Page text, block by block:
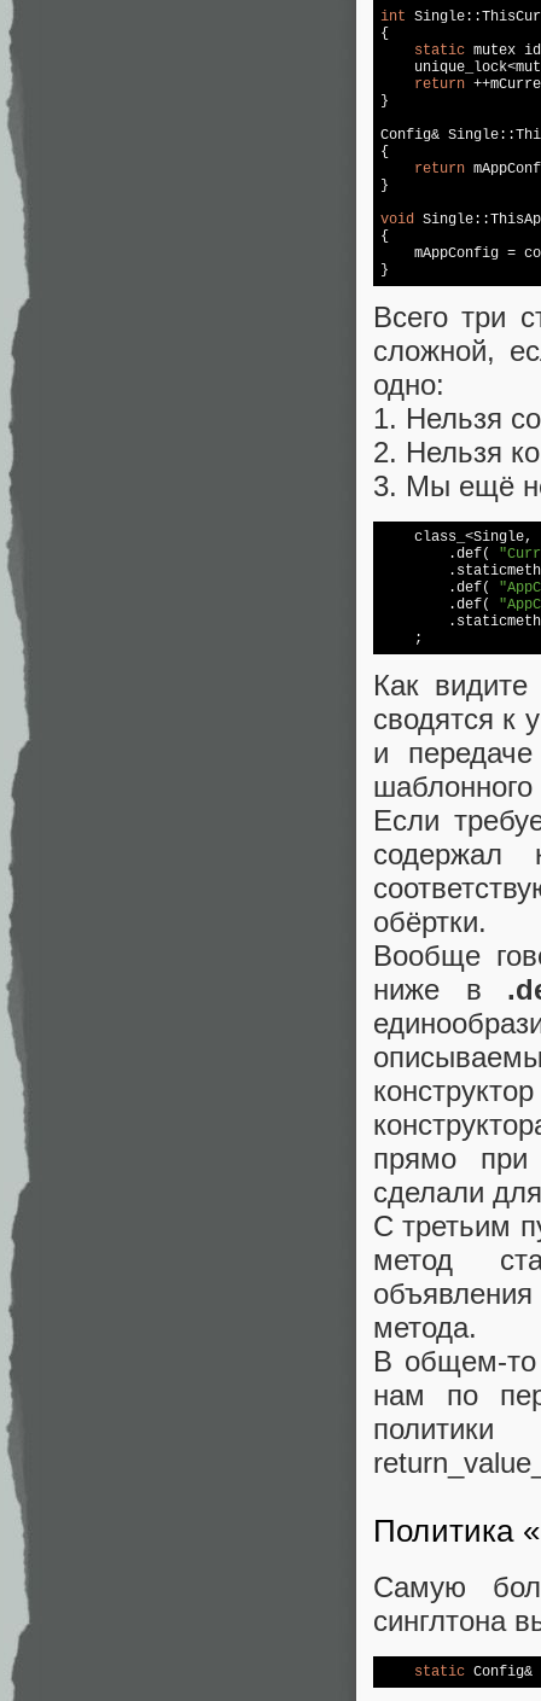
int
{
static mutex
return
}
Config&
{
return
}
void
{
mAppConfig =
Всего три
сложной,
одно:
1. Нельзя
2. Нельзя
3. Мы ещё
        .def(
        .def(
        .def(
Как
сводятся к
и
Если
содержал
обёртки.
Вообще
ниже в
прямо при
сделали
С третьим
метод
метода.
В общем-то
нам по
Политика
Самую
синглтона
static Config&